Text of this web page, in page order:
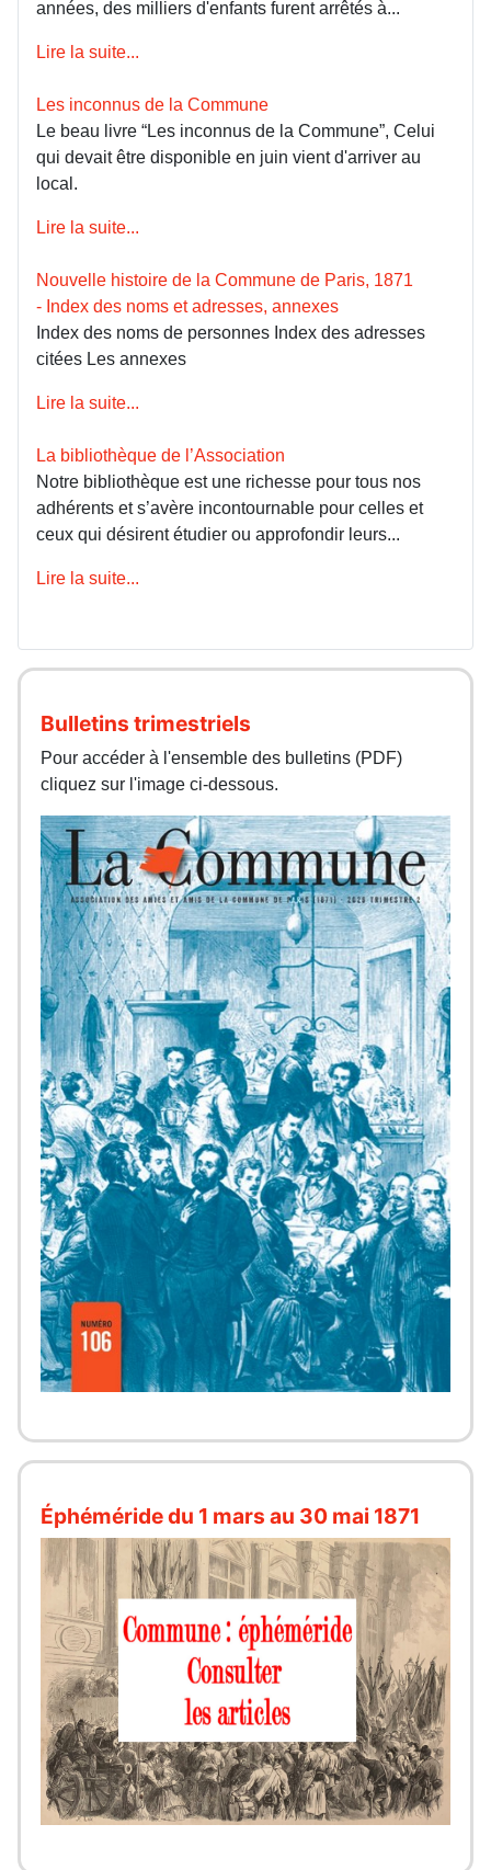
années, des milliers d'enfants furent arrêtés à...
Lire la suite...
Les inconnus de la Commune
Le beau livre “Les inconnus de la Commune”, Celui
qui devait être disponible en juin vient d'arriver au
local.
Lire la suite...
Nouvelle histoire de la Commune de Paris, 1871
- Index des noms et adresses, annexes
Index des noms de personnes Index des adresses
citées Les annexes
Lire la suite...
La bibliothèque de l’Association
Notre bibliothèque est une richesse pour tous nos
adhérents et s’avère incontournable pour celles et
ceux qui désirent étudier ou approfondir leurs...
Lire la suite...
Bulletins trimestriels
Pour accéder à l'ensemble des bulletins (PDF)
cliquez sur l'image ci-dessous.
Éphéméride du 1 mars au 30 mai 1871